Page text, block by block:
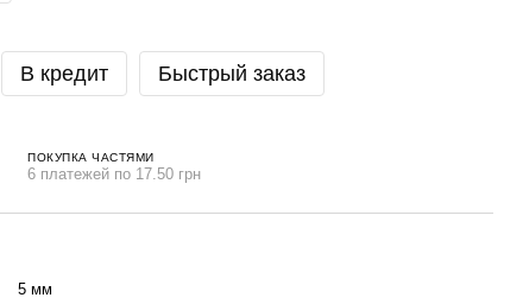
В кредит Быстрый заказ
ПОКУПКА ЧАСТЯМИ
6 платежей по 17.50 грн
5 мм